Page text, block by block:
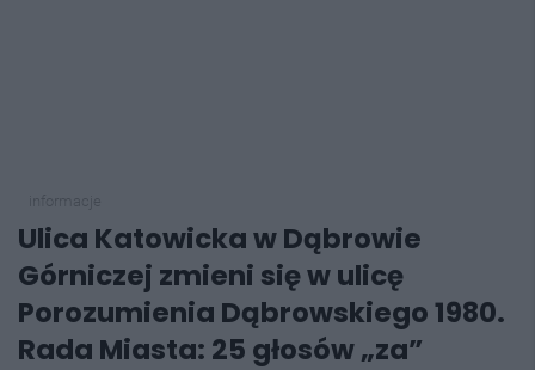
Ulica Katowicka w Dąbrowie
Górniczej zmieni się w ulicę
Porozumienia Dąbrowskiego 1980.
Rada Miasta: 25 głosów „za”